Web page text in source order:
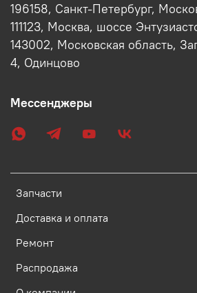
Запчасти
Доставка и оплата
Ремонт
Распродажа
196158, Санкт-Петербург,
111123, Москва, шоссе
143002, Московская область,
4, Одинцово
Мессенджеры